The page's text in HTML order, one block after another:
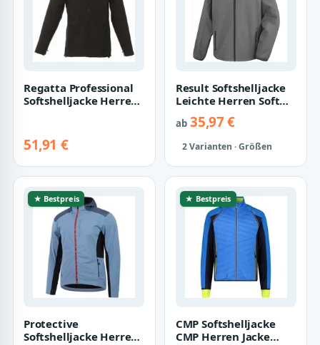
Regatta Professional
Softshelljacke Herren
51,91 €
Result Softshelljacke
Leichte Herren Soft
ab35,97 €
2 Varianten · Größen
★ Bestpreis
Protective
Softshelljacke Herren
★ Bestpreis
CMP Softshelljacke
CMP Herren Jacke